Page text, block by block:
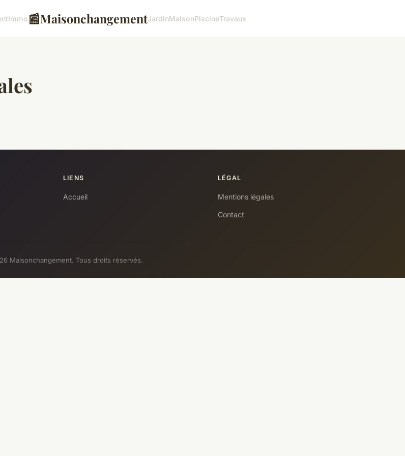
Immo 📰MaisonchangementJardinMaisonPiscineTravaux
LIENS
Accueil
LÉGAL
Mentions légales
Contact
Maisonchangement. Tous droits réservés.